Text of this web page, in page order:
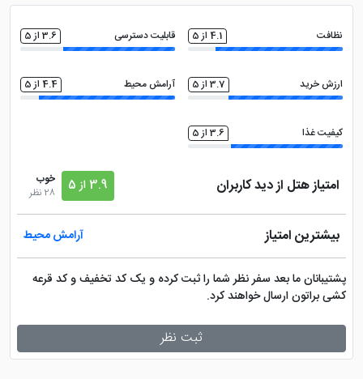
می‌سازد.
استخر هتل آرین مشهد
که میهمانان می‌توانند از آن برای تفریح و ورزش استفاده
سونا هتل آرین مشهد
سونای هتل مکانی مناسب برای رفع خستگی و آرامش
عضلات پس از یک روز پرتحرک است.
جکوزی هتل آرین مشهد
نظافت 4.1 از 5 قابلیت دسترسی 3.6 از 5
ارزش خرید 3.7 از 5 آرامش محیط 4.4 از 5
کیفیت غذا 3.6 از 5
امتیاز هتل از دید کاربران 3.9 از 5
خوب
28 نظر
بیشترین امتیاز آرامش محیط
پشتیبانان ما بعد سفر نظر شما را ثبت کرده و یک کد تخفیف و کد قرعه
کشی براتون ارسال خواهند کرد.
ثبت نظر